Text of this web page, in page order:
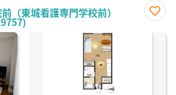
（東城看護専門学校前）
に入